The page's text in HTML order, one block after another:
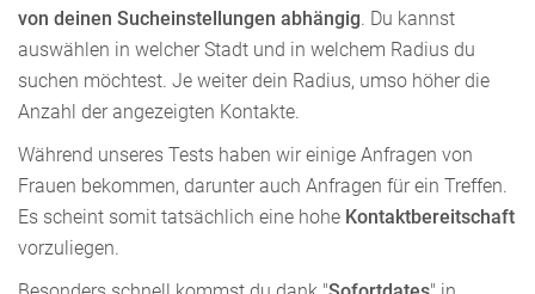
von deinen Sucheinstellungen abhängig. Du kannst
auswählen in welcher Stadt und in welchem Radius du
suchen möchtest. Je weiter dein Radius, umso höher die
Anzahl der angezeigten Kontakte.
Während unseres Tests haben wir einige Anfragen von
Frauen bekommen, darunter auch Anfragen für ein Treffen.
Es scheint somit tatsächlich eine hohe Kontaktbereitschaft
vorzuliegen.